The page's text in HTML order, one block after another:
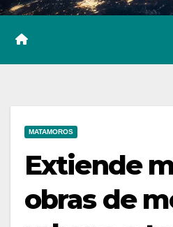
MATAMOROS
Extiende
obras de